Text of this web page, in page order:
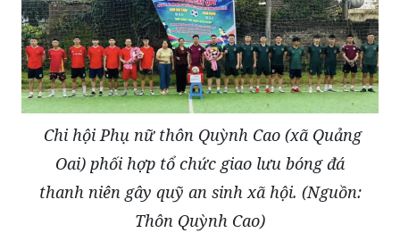
Chi hội Phụ nữ thôn Quỳnh Cao (xã Quảng
Oai) phối hợp tổ chức giao lưu bóng đá
thanh niên gây quỹ an sinh xã hội. (Nguồn:
Thôn Quỳnh Cao)